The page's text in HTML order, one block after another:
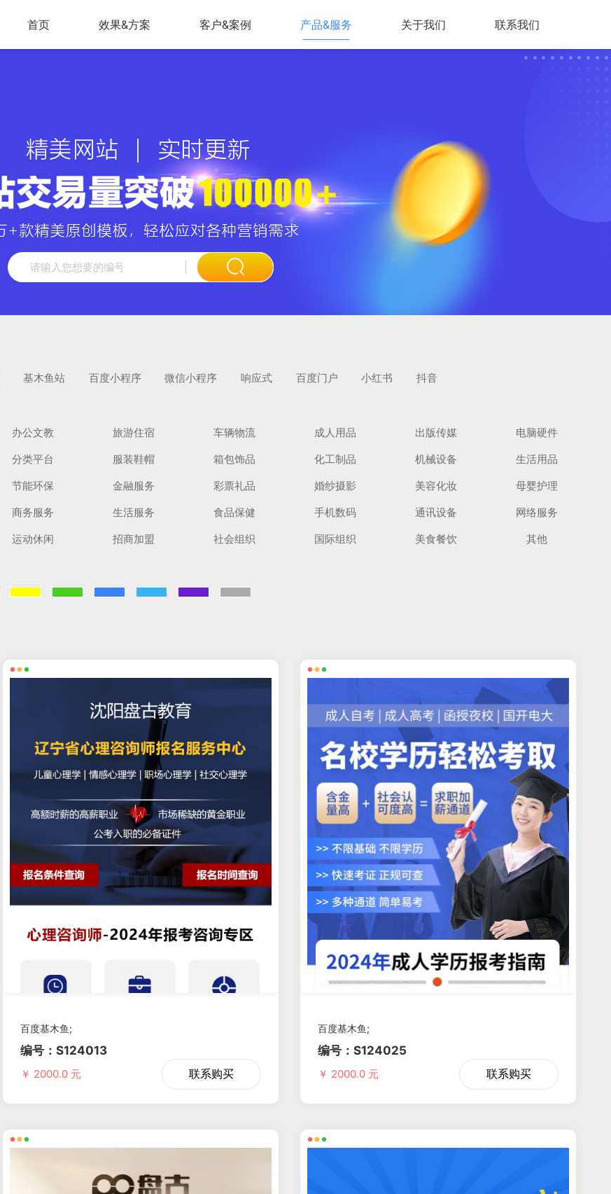
首页 效果&方案 客户&案例 产品&服务 关于我们 联系我们
基木鱼站 百度小程序 微信小程序 响应式 百度门户 小红书 抖音
办公文教 旅游住宿 车辆物流 成人用品 出版传媒
电脑硬件
分类平台 服装鞋帽 箱包饰品 化工制品 机械设备
生活用品
节能环保 金融服务 彩票礼品 婚纱摄影 美容化妆
母婴护理
商务服务 生活服务 食品保健 手机数码 通讯设备
网络服务
运动休闲 招商加盟 社会组织 国际组织 美食餐饮 其他
百度基木鱼;
编号：S124013
￥ 2000.0 元 联系购买
百度基木鱼;
编号：S124025
￥ 2000.0 元 联系购买